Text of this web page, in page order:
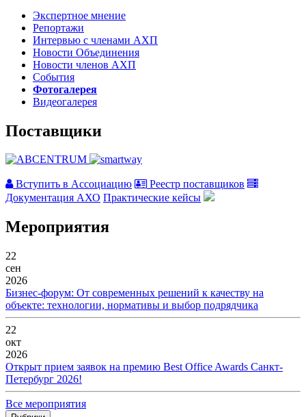
Экспертное мнение
Репортажи
Интервью с членами АХП
Новости Объединения
Новости членов АХП
События
Фотогалерея
Видеогалерея
Поставщики
Вступить в Ассоциацию
Реестр поставщиков
Документация АХО Практические кейсы
Мероприятия
22
сен
2026
Бизнес-форум: От современных решений к качеству на
объекте: технологии, нормативы и выбор подрядчика
22
окт
2026
Открыт прием заявок на премию Best Office Awards Санкт-
Петербург 2026!
Все мероприятия